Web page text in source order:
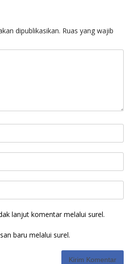
dipublikasikan. Ruas yang wajib
lanjut komentar melalui surel.
baru melalui surel.